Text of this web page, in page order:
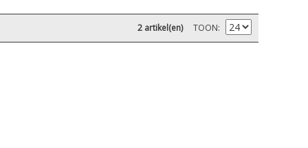
2 artikel(en) TOON